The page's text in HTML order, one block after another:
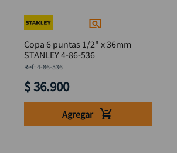
Copa 6 puntas 1/2" x 36mm
STANLEY 4-86-536
: 4-86-536
$36.900
Agregar